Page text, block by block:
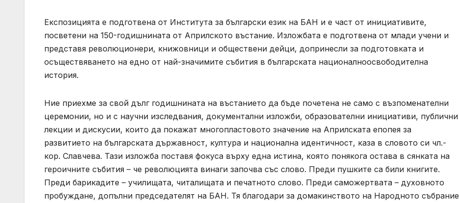
Експозицията е подготвена от Института за български език на БАН и е част от инициативите,
посветени на 150-годишнината от Априлското въстание. Изложбата е подготвена от млади учени и
представя революционери, книжовници и обществени дейци, допринесли за подготовката и
осъществяването на едно от най-значимите събития в българската националноосвободителна
история.
Ние приехме за свой дълг годишнината на въстанието да бъде почетена не само с възпоменателни
церемонии, но и с научни изследвания, документални изложби, образователни инициативи, публични
лекции и дискусии, които да покажат многопластовото значение на Априлската епопея за
развитието на българската държавност, култура и национална идентичност, каза в словото си чл.-
кор. Славчева. Тази изложба поставя фокуса върху една истина, която понякога остава в сянката на
героичните събития – че революцията винаги започва със слово. Преди пушките са били книгите.
Преди барикадите – училищата, читалищата и печатното слово. Преди саможертвата – духовното
пробуждане, допълни председателят на БАН. Тя благодари за домакинството на Народното събрание